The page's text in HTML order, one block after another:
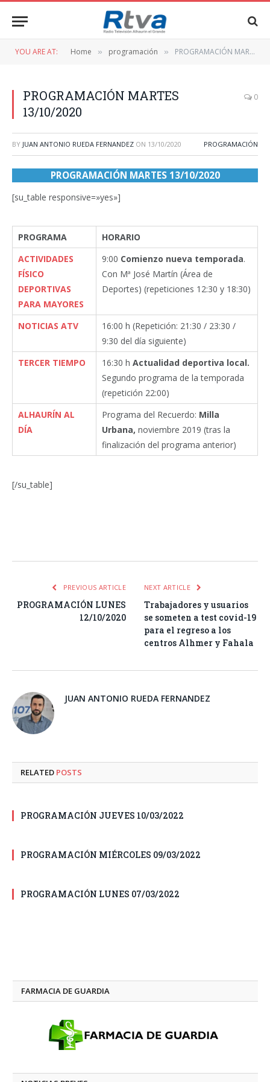
YOU ARE AT: Home » programación » PROGRAMACIÓN MARTES 13/10/2020
PROGRAMACIÓN MARTES
13/10/2020
0
BY JUAN ANTONIO RUEDA FERNANDEZ ON 13/10/2020 PROGRAMACIÓN
PROGRAMACIÓN MARTES 13/10/2020
[su_table responsive=»yes»]
PROGRAMA
HORARIO
ACTIVIDADES
FÍSICO
DEPORTIVAS
PARA MAYORES
9:00 Comienzo nueva temporada.
Con Mª José Martín (Área de
Deportes) (repeticiones 12:30 y 18:30)
NOTICIAS ATV
16:00 h (Repetición: 21:30 / 23:30 /
9:30 del día siguiente)
TERCER TIEMPO
16:30 h Actualidad deportiva local.
Segundo programa de la temporada
(repetición 22:00)
ALHAURÍN AL
DÍA
Programa del Recuerdo: Milla
Urbana, noviembre 2019 (tras la
finalización del programa anterior)
[/su_table]
PREVIOUS ARTICLE
PROGRAMACIÓN LUNES
12/10/2020
NEXT ARTICLE
Trabajadores y usuarios
se someten a test covid-19
para el regreso a los
centros Alhmer y Fahala
JUAN ANTONIO RUEDA FERNANDEZ
RELATED POSTS
PROGRAMACIÓN JUEVES 10/03/2022
PROGRAMACIÓN MIÉRCOLES 09/03/2022
PROGRAMACIÓN LUNES 07/03/2022
FARMACIA DE GUARDIA